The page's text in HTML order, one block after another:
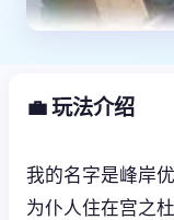
💼 玩法介绍
我的名字是峰岸
为仆人住在宫之